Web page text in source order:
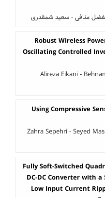
منافی - سعید شمقدری
Robust Wireless
Oscillating Controlled
Alireza Eikani -
Using Compressive
Zahra Sepehri - Seyed
Fully Soft-Switched
DC-DC Converter with
Low Input Current